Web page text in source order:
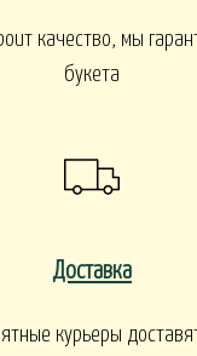
качество, мы
букета
Доставка
курьеры